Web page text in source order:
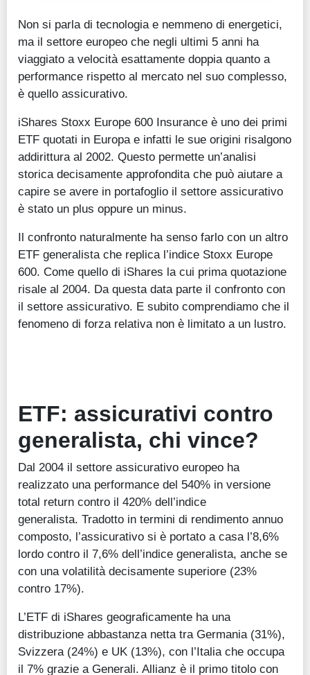
Non si parla di tecnologia e nemmeno di energetici,
ma il settore europeo che negli ultimi 5 anni ha
viaggiato a velocità esattamente doppia quanto a
performance rispetto al mercato nel suo complesso,
è quello assicurativo.
iShares Stoxx Europe 600 Insurance è uno dei primi
ETF quotati in Europa e infatti le sue origini risalgono
addirittura al 2002. Questo permette un’analisi
storica decisamente approfondita che può aiutare a
capire se avere in portafoglio il settore assicurativo
è stato un plus oppure un minus.
Il confronto naturalmente ha senso farlo con un altro
ETF generalista che replica l’indice Stoxx Europe
600. Come quello di iShares la cui prima quotazione
risale al 2004. Da questa data parte il confronto con
il settore assicurativo. E subito comprendiamo che il
fenomeno di forza relativa non è limitato a un lustro.
ETF: assicurativi contro
generalista, chi vince?
Dal 2004 il settore assicurativo europeo ha
realizzato una performance del 540% in versione
total return contro il 420% dell’indice
generalista. Tradotto in termini di rendimento annuo
composto, l’assicurativo si è portato a casa l’8,6%
lordo contro il 7,6% dell’indice generalista, anche se
con una volatilità decisamente superiore (23%
contro 17%).
L’ETF di iShares geograficamente ha una
distribuzione abbastanza netta tra Germania (31%),
Svizzera (24%) e UK (13%), con l’Italia che occupa
il 7% grazie a Generali. Allianz è il primo titolo con